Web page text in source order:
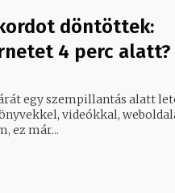
döntöttek:
4 perc alatt?
egy szempillantás alatt
videókkal,
ez már...